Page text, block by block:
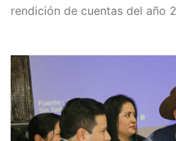
rendición de cuentas del año